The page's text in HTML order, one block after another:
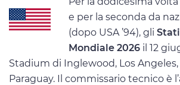
e per la seconda da
(dopo USA ’94), gli
Mondiale 2026 il 12
Stadium di Inglewood, Los Angeles,
Paraguay. Il commissario tecnico è